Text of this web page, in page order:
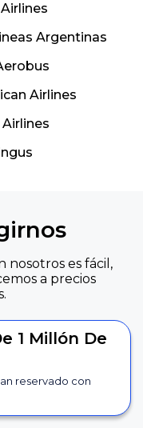
Argentinas
Airlines
nosotros es fácil,
a precios
1 Millón De
reservado con